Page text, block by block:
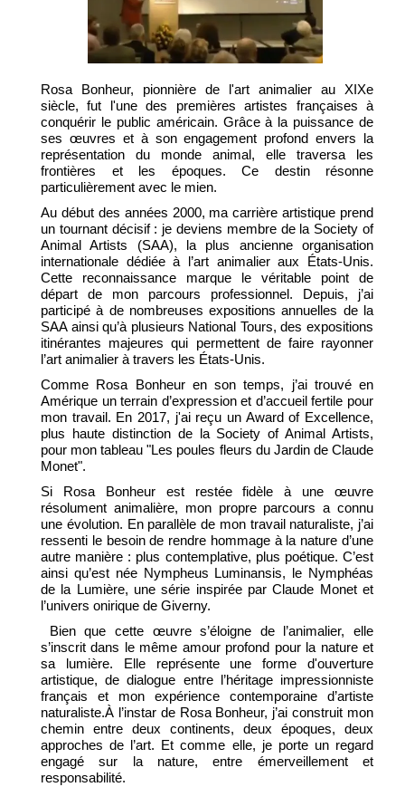
Rosa Bonheur, pionnière de l'art animalier au XIXe
siècle, fut l'une des premières artistes françaises à
conquérir le public américain. Grâce à la puissance de
ses œuvres et à son engagement profond envers la
représentation du monde animal, elle traversa les
frontières et les époques. Ce destin résonne
particulièrement avec le mien.
Au début des années 2000, ma carrière artistique prend
un tournant décisif : je deviens membre de la Society of
Animal Artists (SAA), la plus ancienne organisation
internationale dédiée à l’art animalier aux États-Unis.
Cette reconnaissance marque le véritable point de
départ de mon parcours professionnel. Depuis, j’ai
participé à de nombreuses expositions annuelles de la
SAA ainsi qu’à plusieurs National Tours, des expositions
itinérantes majeures qui permettent de faire rayonner
l’art animalier à travers les États-Unis.
Comme Rosa Bonheur en son temps, j’ai trouvé en
Amérique un terrain d’expression et d’accueil fertile pour
mon travail. En 2017, j'ai reçu un Award of Excellence,
plus haute distinction de la Society of Animal Artists,
pour mon tableau "Les poules fleurs du Jardin de Claude
Monet".
Si Rosa Bonheur est restée fidèle à une œuvre
résolument animalière, mon propre parcours a connu
une évolution. En parallèle de mon travail naturaliste, j’ai
ressenti le besoin de rendre hommage à la nature d’une
autre manière : plus contemplative, plus poétique. C’est
ainsi qu’est née Nympheus Luminansis, le Nymphéas
de la Lumière, une série inspirée par Claude Monet et
l’univers onirique de Giverny.
Bien que cette œuvre s’éloigne de l’animalier, elle
s’inscrit dans le même amour profond pour la nature et
sa lumière. Elle représente une forme d'ouverture
artistique, de dialogue entre l’héritage impressionniste
français et mon expérience contemporaine d’artiste
naturaliste.À l’instar de Rosa Bonheur, j’ai construit mon
chemin entre deux continents, deux époques, deux
approches de l’art. Et comme elle, je porte un regard
engagé sur la nature, entre émerveillement et
responsabilité.